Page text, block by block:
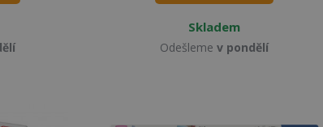
Skladem
Odešleme v pondělí